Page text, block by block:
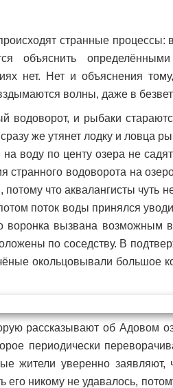
странные процессы:
объяснить
нет. Нет и объяснения
волны, даже в
водоворот, и рыбаки
же утянет лодку и ловца
воду по центу озера не
странного водоворота на
потому что аквалангисты чуть
поток воды принялся
воронка вызвана
по соседству. В
окольцовывали большое
рассказывают об Адовом
периодически
жители уверенно заявляют,
его никому не удавалось,